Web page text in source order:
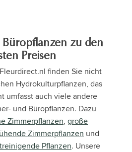
zu den
Preisen
finden Sie nicht
Hydrokulturpflanzen, das
umfasst auch viele andere
und Büropflanzen. Dazu
Zimmerpflanzen, große
Zimmerpflanzen und
Pflanzen. Unsere